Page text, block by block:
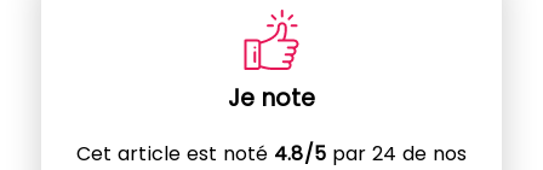
Je note
Cet article est noté 4.8/5par 24 de nos